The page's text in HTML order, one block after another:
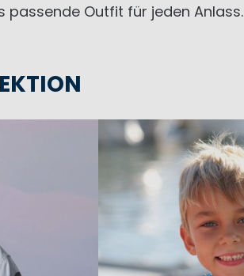
passende Outfit für jeden Anlass.